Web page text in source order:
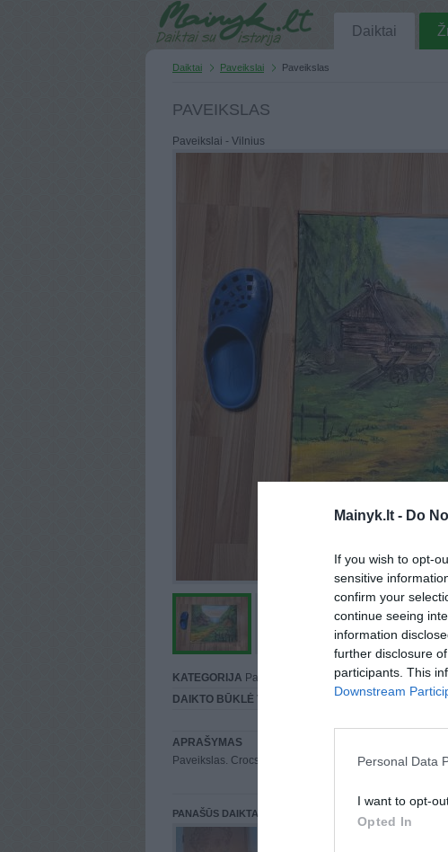
Mainyk.lt - Do
If you wish to opt-
sensitive
confirm your
continue seeing
information
further disclosure
participants. This
Downstream
Personal Data
I want to opt-
Opted In
Daiktai
Daiktai Paveikslai Paveikslas
PAVEIKSLAS
Paveikslai - Vilnius
KATEGORIJA Paveikslai
DAIKTO BŪKLĖ Vidutinė
APRAŠYMAS
Paveikslas. Crocs šalia dydžiui
PANAŠŪS DAIKTAI